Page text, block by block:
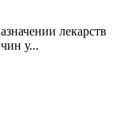
лекарств
у...